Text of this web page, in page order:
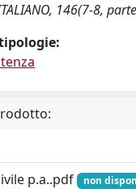
146(7-8,
p.a..pdf
non